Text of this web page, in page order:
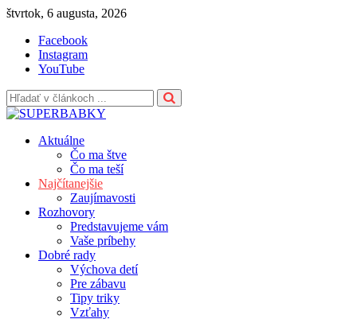
Skip
content
štvrtok, 6 augusta, 2026
Facebook
Instagram
YouTube
Aktuálne
Čo ma štve
Čo ma teší
Najčítanejšie
Zaujímavosti
Rozhovory
Predstavujeme vám
Vaše príbehy
Dobré rady
Výchova detí
Pre zábavu
Tipy triky
Vzťahy